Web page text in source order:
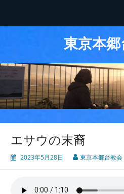
東京本
エサウの末裔
2023年5月28日 東京本郷台教会